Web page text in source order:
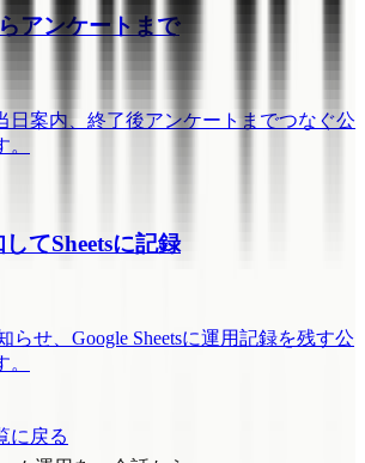
アンケートまで
日案内、終了後アンケートまでつなぐ公
てSheetsに記録
らせ、Google Sheetsに運用記録を残す公
に戻る